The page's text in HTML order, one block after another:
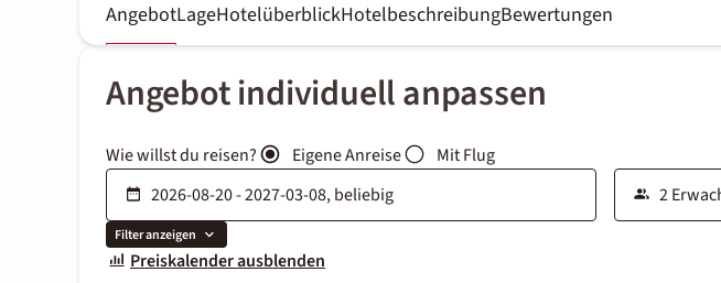
AngebotLageHotelüberblickHotelbeschreibungBewertungen
Angebot individuell anpassen
Wie willst du reisen? Eigene Anreise Mit Flug
Filter anzeigen
Preiskalender ausblenden